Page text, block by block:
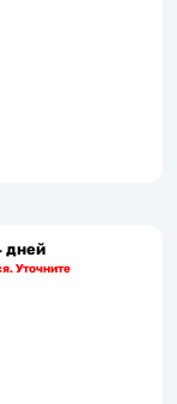
дней
Уточните